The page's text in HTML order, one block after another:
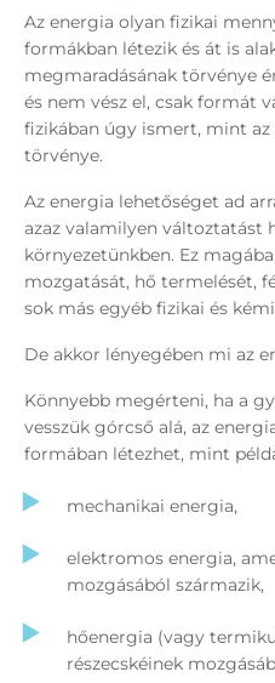
Az energia olyan fizikai
formákban létezik és át is
megmaradásának törvénye
és nem vész el, csak formát
fizikában úgy ismert, mint
törvénye.
Az energia lehetőséget ad
azaz valamilyen változtatást
környezetünkben. Ez
mozgatását, hő termelését,
sok más egyéb fizikai és
De akkor lényegében mi az
Könnyebb megérteni, ha a
vesszük górcső alá, az
formában létezhet, mint
mechanikai energia,
elektromos energia,
mozgásából származik,
hőenergia (vagy
részecskéinek